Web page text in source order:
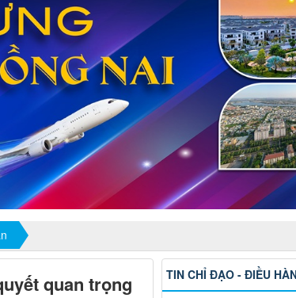
quan trọng
TIN CHỈ ĐẠO - ĐIỀU